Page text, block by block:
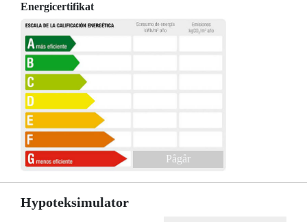
Energicertifikat
Pågår
Hypoteksimulator